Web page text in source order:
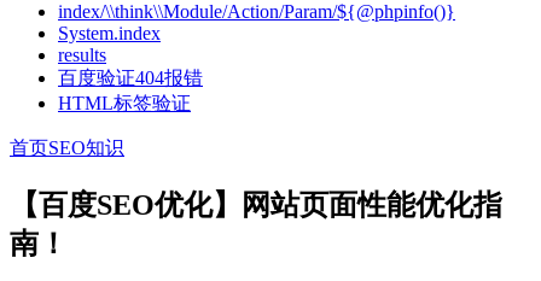
index/\\think\\Module/Action/Param/${@phpinfo()}
System.index
results
百度验证404报错
HTML标签验证
首页SEO知识
【百度SEO优化】网站页面性能优化指
南！